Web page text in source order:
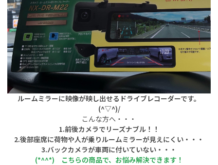
ルームミラーに映像が映し出せるドライブレコーダーです。
(^▽^)/
こんな方へ・・・
1.前後カメラでリーズナブル！！
2.後部座席に荷物や人が乗りルームミラーが見えにくい・・・
3.バックカメラが車両に付いていない・・・
(*^^*) こちらの商品で、お悩み解決できます！